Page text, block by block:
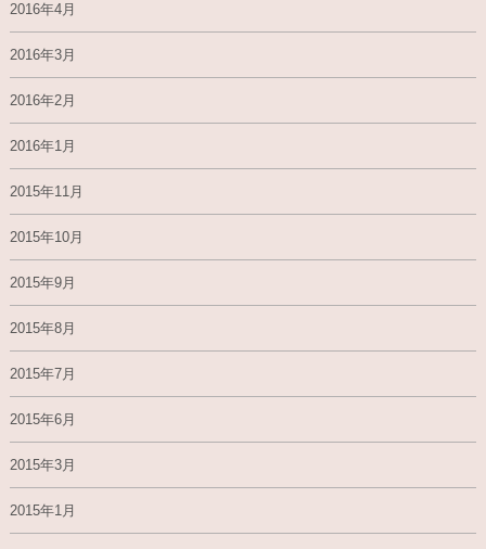
2016年4月
2016年3月
2016年2月
2016年1月
2015年11月
2015年10月
2015年9月
2015年8月
2015年7月
2015年6月
2015年3月
2015年1月